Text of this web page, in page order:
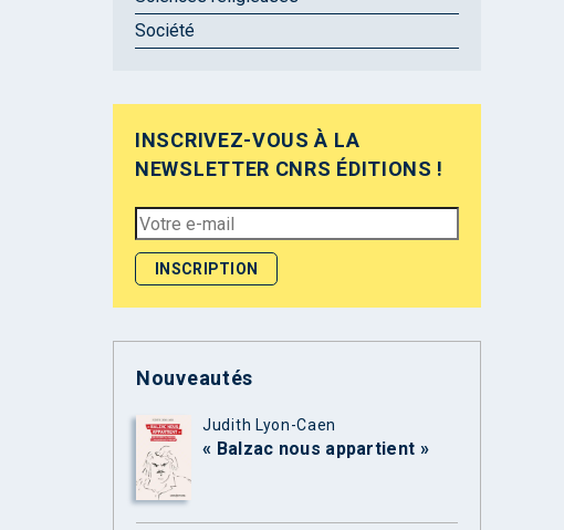
Société
INSCRIVEZ-VOUS À LA
NEWSLETTER CNRS ÉDITIONS !
Nouveautés
Judith Lyon-Caen
« Balzac nous appartient »